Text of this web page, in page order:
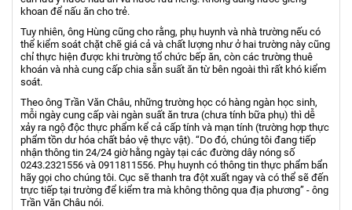
khoan để nấu ăn cho trẻ.
Tuy nhiên, ông Hùng cũng cho rằng, phụ huynh và nhà trường nếu có
thể kiểm soát chặt chẽ giá cả và chất lượng như ở hai trường này cũng
chỉ thực hiện được khi trường tổ chức bếp ăn, còn các trường thuê
khoán và nhà cung cấp chia sẵn suất ăn từ bên ngoài thì rất khó kiểm
soát.
Theo ông Trần Văn Châu, những trường học có hàng ngàn học sinh,
mỗi ngày cung cấp vài ngàn suất ăn trưa (chưa tính bữa phụ) thì dễ
xảy ra ngộ độc thực phẩm kể cả cấp tính và mạn tính (trường hợp thực
phẩm tồn dư hóa chất bảo vệ thực vật). “Do đó, chúng tôi đang tiếp
nhận thông tin 24/24 giờ hằng ngày tại các đường dây nóng số
0243.2321556 và 0911811556. Phụ huynh có thông tin thực phẩm bẩn
hãy gọi cho chúng tôi. Cục sẽ thanh tra đột xuất ngay và có thể sẽ đến
trực tiếp tại trường để kiểm tra mà không thông qua địa phương” - ông
Trần Văn Châu nói.